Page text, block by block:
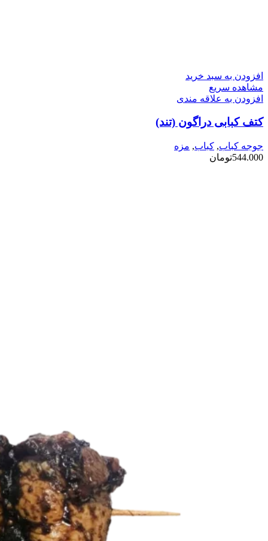
افزودن به سبد خرید
مشاهده سریع
افزودن به علاقه مندی
کتف کبابی دراگون (تند)
جوجه کباب, کباب, مزه
544.000تومان